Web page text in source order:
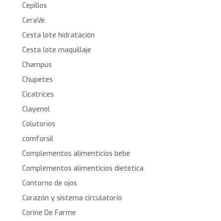
Cepillos
CeraVe
Cesta lote hidratación
Cesta lote maquillaje
Champús
Chupetes
Cicatrices
Clayenol
Colutorios
comforsil
Complementos alimenticios bebe
Complementos alimenticios dietética
Contorno de ojos
Corazón y sistema circulatorio
Corine De Farme